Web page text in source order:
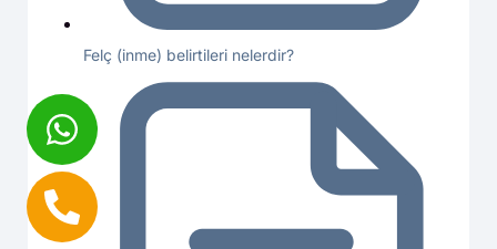
Felç (inme) belirtileri nelerdir?